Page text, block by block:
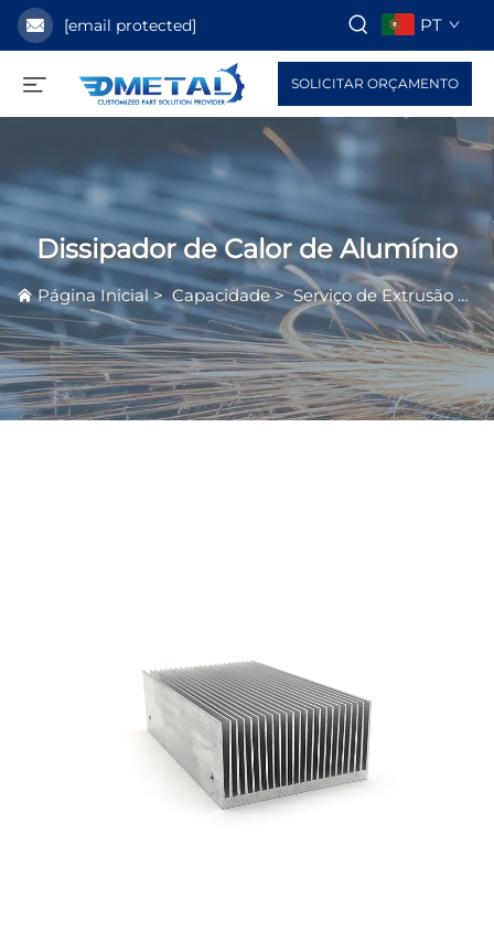
[email protected] PT
SOLICITAR ORÇAMENTO
Dissipador de Calor de Alumínio
Página Inicial>Capacidade>Serviço de Extrusão de Alumínio